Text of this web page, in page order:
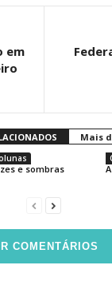
em
Mais
e sombras
COMENTÁRIOS